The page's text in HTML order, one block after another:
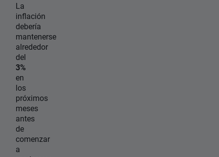
La
inflación
debería
mantenerse
alrededor
del
3%
en
los
próximos
meses
antes
de
comenzar
a